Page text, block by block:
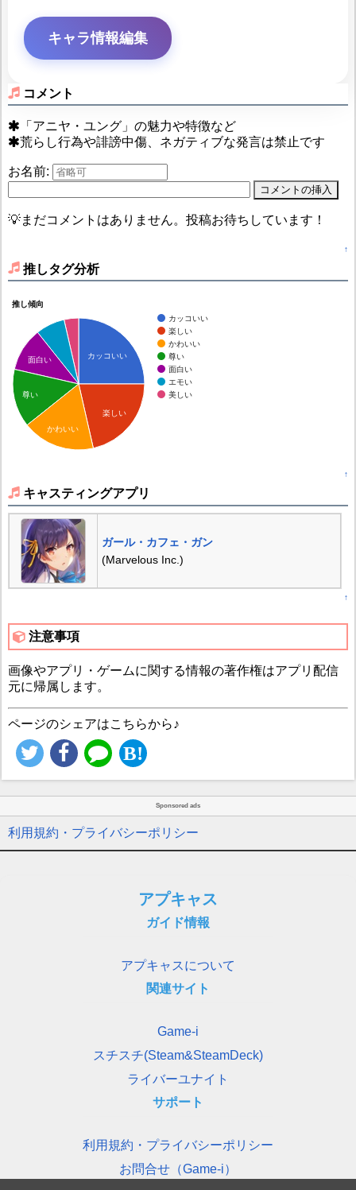
キャラ情報編集
コメント
「アニヤ・ユング」の魅力や特徴など
荒らし行為や誹謗中傷、ネガティブな発言は禁止です
お名前:
💡まだコメントはありません。投稿お待ちしています！
↑
推しタグ分析
推し傾向
カッコいい
楽しい
かわいい
尊い
面白い
エモい
美しい
カッコいい
楽しい
面白い
尊い
かわいい
↑
キャスティングアプリ
ガール・カフェ・ガン
(Marvelous Inc.)
↑
注意事項
画像やアプリ・ゲームに関する情報の著作権はアプリ配信
元に帰属します。
ページのシェアはこちらから♪
Sponsored ads
利用規約・プライバシーポリシー
アプキャス
ガイド情報
アプキャスについて
関連サイト
Game-i
スチスチ(Steam&SteamDeck)
ライバーユナイト
サポート
利用規約・プライバシーポリシー
お問合せ（Game-i）